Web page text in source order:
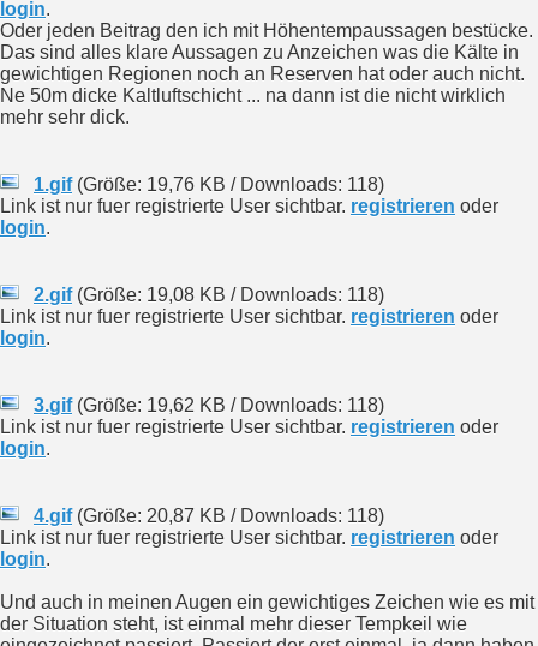
login.
Oder jeden Beitrag den ich mit Höhentempaussagen bestücke.
Das sind alles klare Aussagen zu Anzeichen was die Kälte in
gewichtigen Regionen noch an Reserven hat oder auch nicht.
Ne 50m dicke Kaltluftschicht ... na dann ist die nicht wirklich
mehr sehr dick.
1.gif(Größe: 19,76 KB / Downloads: 118)
Link ist nur fuer registrierte User sichtbar. registrieren oder
login.
2.gif(Größe: 19,08 KB / Downloads: 118)
Link ist nur fuer registrierte User sichtbar. registrieren oder
login.
3.gif(Größe: 19,62 KB / Downloads: 118)
Link ist nur fuer registrierte User sichtbar. registrieren oder
login.
4.gif(Größe: 20,87 KB / Downloads: 118)
Link ist nur fuer registrierte User sichtbar. registrieren oder
login.
Und auch in meinen Augen ein gewichtiges Zeichen wie es mit
der Situation steht, ist einmal mehr dieser Tempkeil wie